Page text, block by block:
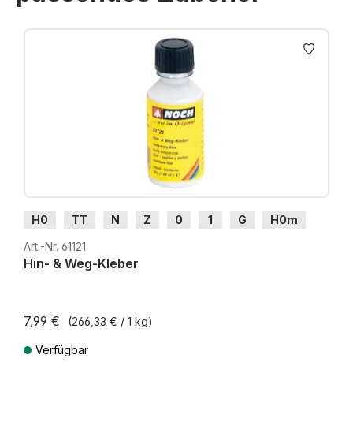
Produktgalerie überspringen
H0 TT N Z 0 1 G
H0m
H0e
Art.-Nr. 61121
Hin- & Weg-Kleber
7,99 € (266,33 € / 1 kg)
Verfügbar